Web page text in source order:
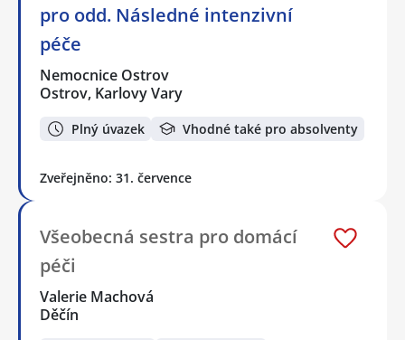
pro odd. Následné intenzivní
péče
Nemocnice Ostrov
Ostrov, Karlovy Vary
Plný úvazek Vhodné také pro absolventy
Zveřejněno: 31. července
Všeobecná sestra pro domácí
péči
Valerie Machová
Děčín